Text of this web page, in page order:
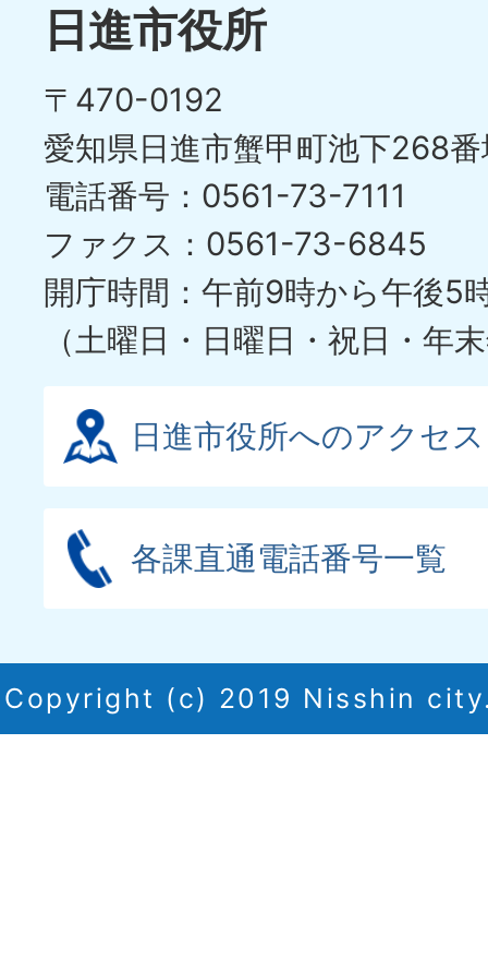
日進市役所
〒470-0192
愛知県日進市蟹甲町池下268
電話番号：0561-73-7111
ファクス：0561-73-6845
開庁時間：午前9時から午後5
（土曜日・日曜日・祝日・年
日進市役所へのアクセス
各課直通電話番号一覧
Copyright (c) 2019 Nisshin